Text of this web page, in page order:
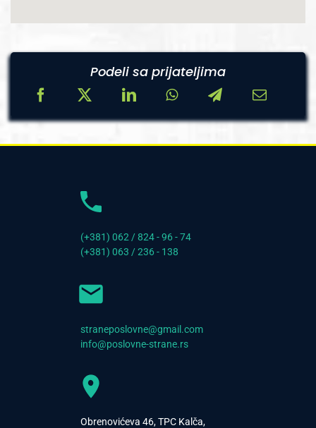
Podeli sa prijateljima
(+381) 062 / 824 - 96 - 74
(+381) 063 / 236 - 138
straneposlovne@gmail.com
info@poslovne-strane.rs
Obrenovićeva 46, TPC Kalča,